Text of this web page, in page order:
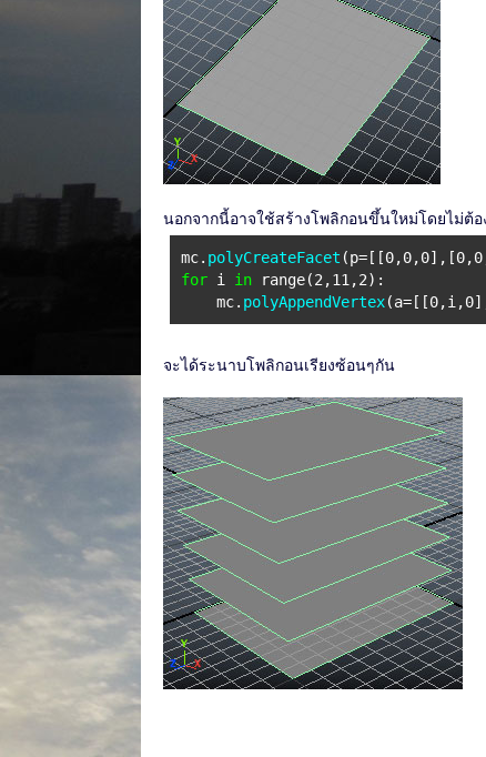
นอกจากนี้อาจใช้สร้างโพลิกอนขึ้นใหม่โดยไม่ต้
mc. polyCreateFacet
for i in range(2,11,2):
mc. polyAppendVertex
จะได้ระนาบโพลิกอนเรียงซ้อนๆกัน